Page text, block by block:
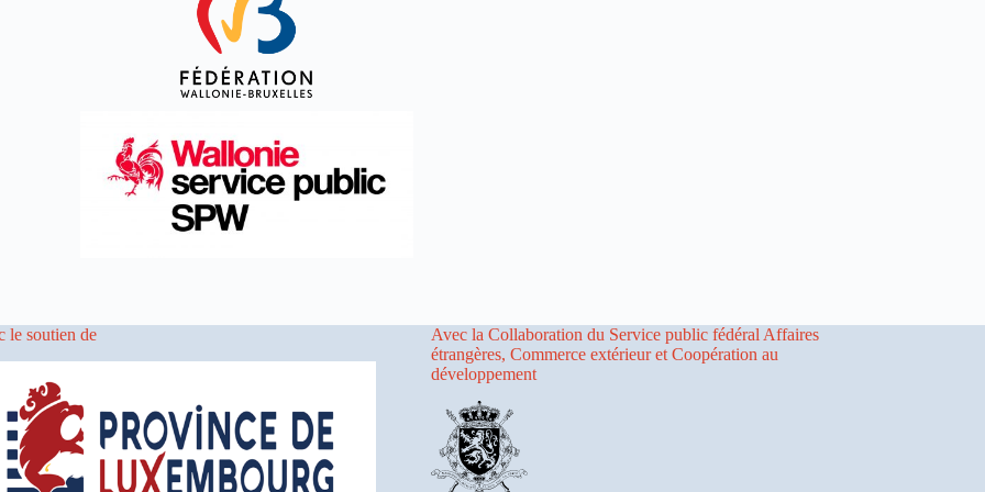
le soutien de
Avec la Collaboration du Service public fédéral Affaires
étrangères, Commerce extérieur et Coopération au
développement